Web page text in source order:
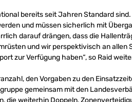
bereits seit Jahren Standard
und müssen sicherlich mit
darauf drängen, dass die
und wir perspektivisch an allen
zur Verfügung haben“, so Raid
den Vorgaben zu den
gemeinsam mit den
die weiterhin Doppeln,